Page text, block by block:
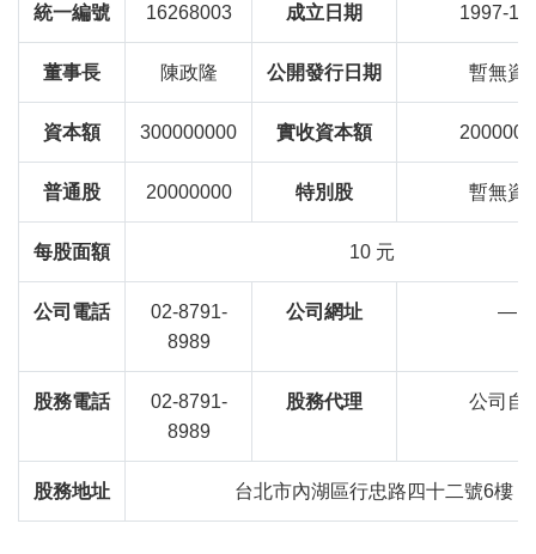
統一編號 16268003 成立日期 1997-
董事長 陳政隆 公開發行日期 暫無資
資本額 300000000 實收資本額
普通股 20000000 特別股 暫無資
每股面額 10 元
公司電話
02-8791-
8989
公司網址 —
股務電話
02-8791-
8989
股務代理 公司自
股務地址 台北市內湖區行忠路四十二號6樓